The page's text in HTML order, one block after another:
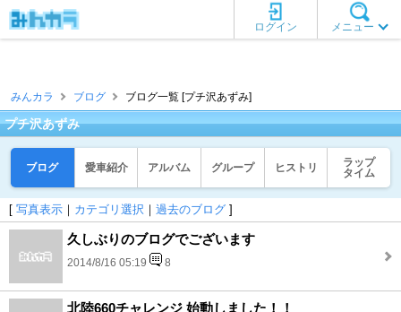
メニュー
ログイン
みんカラ ブログ ブログ一覧 [プチ沢あずみ]
プチ沢あずみ
ブログ 愛車紹介 アルバム グループ ヒストリ
ラップ
タイム
[ 写真表示 ｜ カテゴリ選択 ｜ 過去のブログ ]
久しぶりのブログでございます
2014/8/16 05:19 8
北陸660チャレンジ 始動しました！！